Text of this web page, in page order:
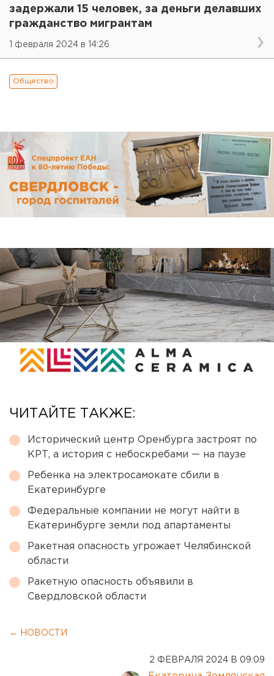
задержали 15 человек, за деньги делавших
гражданство мигрантам
1 февраля 2024 в 14:26
Общество
ЧИТАЙТЕ ТАКЖЕ:
Исторический центр Оренбурга застроят по
КРТ, а история с небоскребами — на паузе
Ребенка на электросамокате сбили в
Екатеринбурге
Федеральные компании не могут найти в
Екатеринбурге земли под апартаменты
Ракетная опасность угрожает Челябинской
области
Ракетную опасность объявили в
Свердловской области
← НОВОСТИ
2 ФЕВРАЛЯ 2024 В 09:09